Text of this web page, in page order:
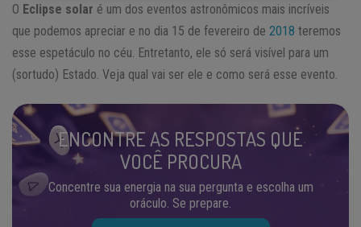
O Eclipse solar é um dos eventos astronômicos mais incríveis
que podemos apreciar e no dia 15 de fevereiro de 2018 teremos
esse espetáculo no céu. Entretanto, ele só será visível para um
(sortudo) Estado. Veja qual vai ser ele e como será esse evento.
ENCONTRE AS RESPOSTAS QUE
VOCÊ PROCURA
Concentre sua energia na sua pergunta e escolha um
oráculo. Se prepare.